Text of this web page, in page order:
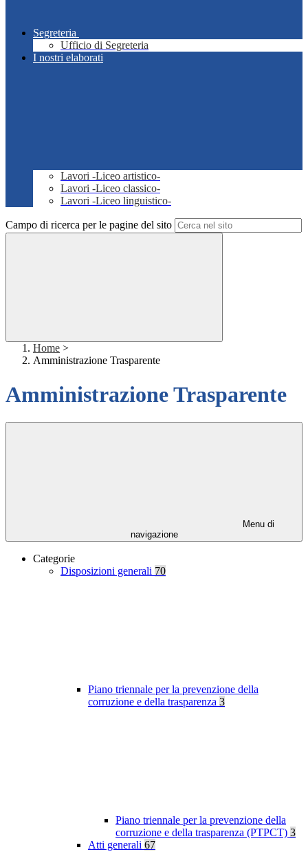
Segreteria
Ufficio di Segreteria
I nostri elaborati
Lavori -Liceo artistico-
Lavori -Liceo classico-
Lavori -Liceo linguistico-
Campo di ricerca per le pagine del sito
Home >
Amministrazione Trasparente
Amministrazione Trasparente
Menu di
navigazione
Categorie
Disposizioni generali 70
Piano triennale per la prevenzione della
corruzione e della trasparenza 3
Piano triennale per la prevenzione della
corruzione e della trasparenza (PTPCT) 3
Atti generali 67